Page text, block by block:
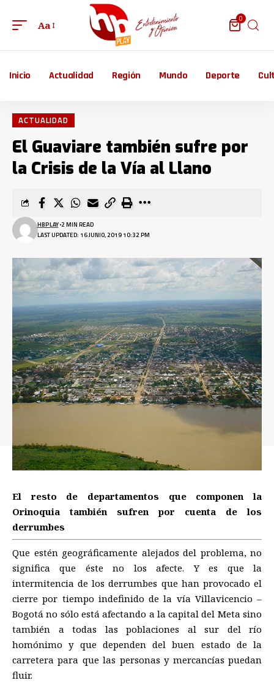
Aa
0
Inicio Actualidad Región Mundo Deporte
ACTUALIDAD
El Guaviare también sufre por
la Crisis de la Vía al Llano
LAST UPDATED: 16 JUNIO, 2019 10:32 PM
HBPLAY 2 MIN READ
El resto de departamentos que componen la
Orinoquia también sufren por cuenta de los
derrumbes
Que estén geográficamente alejados del problema, no
significa que éste no los afecte. Y es que la
intermitencia de los derrumbes que han provocado el
cierre por tiempo indefinido de la vía Villavicencio –
Bogotá no sólo está afectando a la capital del Meta sino
también a todas las poblaciones al sur del río
homónimo y que dependen del buen estado de la
carretera para que las personas y mercancías puedan
fluir.